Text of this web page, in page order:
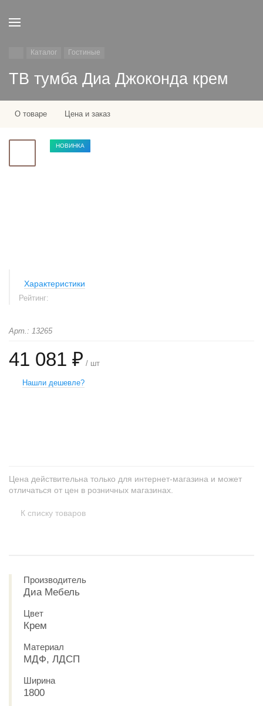
Каталог Гостиные
ТВ тумба Диа Джоконда крем
О товаре Цена и заказ
НОВИНКА
Характеристики
Рейтинг:
Арт.: 13265
41 081 ₽ / шт
Нашли дешевле?
Цена действительна только для интернет-магазина и может
отличаться от цен в розничных магазинах.
К списку товаров
Производитель
Диа Мебель
Цвет
Крем
Материал
МДФ, ЛДСП
Ширина
1800